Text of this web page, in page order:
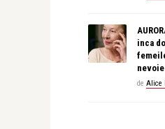
inca
de Alice